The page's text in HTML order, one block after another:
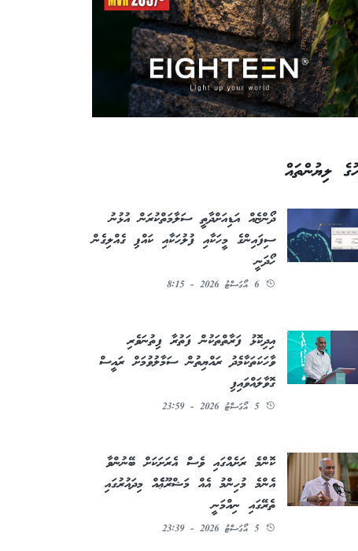
ލިޔުންތައް
ދޯންޏެއް އަޑިއަށްދާތީ ސަލާމަތްކުރަން އުޅުނު
ސިފައިންގެ މީހަކާއި ފުލުހަކާއި ކައްޕި ގެއްލިގެން
ހޯދަނީ
6 އޯގަސްޓު 2026 - 8:15
އިދިކޮޅު ފަރާތްތަކުން ފަތުރާ ފިތުނަވެރި
ވާހަކަތަކާމެދު ރައްޔިތުން ސަމާލުވުމަށް ރައީސް
ގޮވާލައްވައިފި
5 އޯގަސްޓު 2026 - 23:59
ކޮންމެ ރަށެއްގައި ވެސް އެރަށަކަށް ބޭނުންވާ
އެންމެ މުހިންމު އެއް މަޝްރޫޢެެއް މިދައުރުގައި
ތެރޭގައި ނިއްމަނީ
5 އޯގަސްޓު 2026 - 23:39